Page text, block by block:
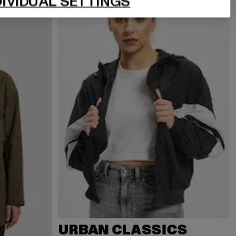
NEU -20%
URBAN CLASSICS